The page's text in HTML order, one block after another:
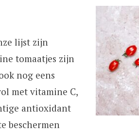
lijst zijn
tomaatjes zijn
nog eens
met vitamine C,
antioxidant
beschermen